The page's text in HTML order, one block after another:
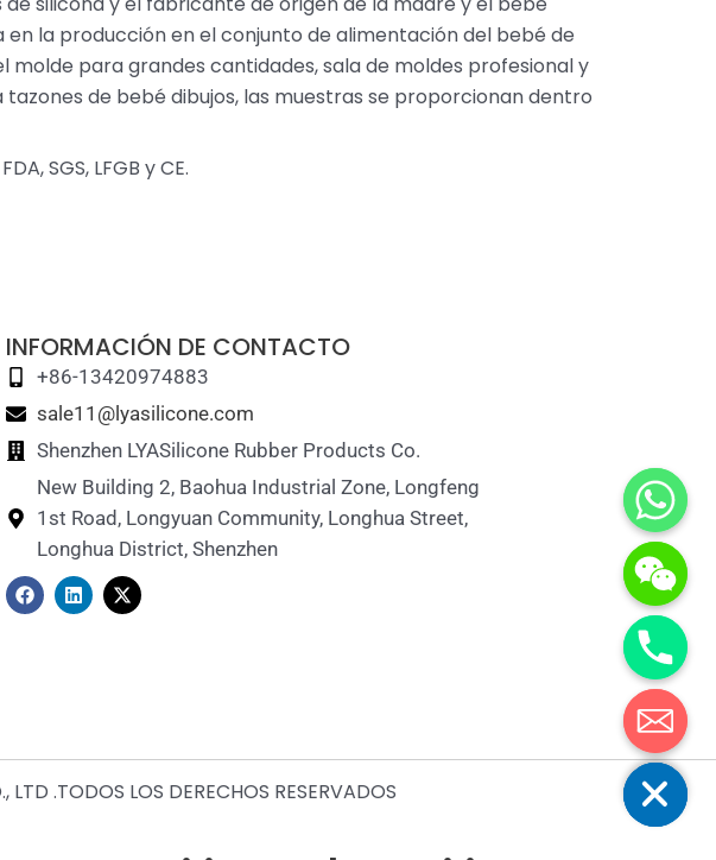
la producción en el conjunto de alimentación del bebé de
para grandes cantidades, sala de moldes profesional y
de bebé dibujos, las muestras se proporcionan dentro
SGS, LFGB y CE.
INFORMACIÓN DE CONTACTO
+86-13420974883
sale11@lyasilicone.com
Shenzhen LYASilicone Rubber Products Co.
New Building 2, Baohua Industrial Zone, Longfeng
1st Road, Longyuan Community, Longhua Street,
Longhua District, Shenzhen
F
a
c
L
i
n
X
-
t
.TODOS LOS DERECHOS RESERVADOS
Ocultar chaty